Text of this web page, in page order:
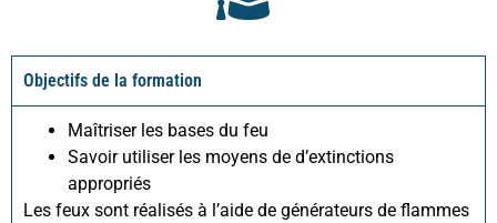
Objectifs de la formation
Maîtriser les bases du feu
Savoir utiliser les moyens de d’extinctions
appropriés
Les feux sont réalisés à l’aide de générateurs de flammes